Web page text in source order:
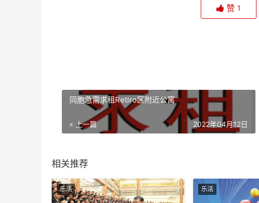
赞 1
同胞急需求租Retiro区附近公寓
« 上一篇 2022年04月12日
相关推荐
乐活 乐活